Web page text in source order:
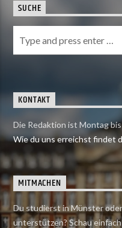
SUCHE
KONTAKT
Die Redaktion ist Montag
Wie du uns erreichst findet
MITMACHEN
Du studierst in Münster
unterstützen? Schau